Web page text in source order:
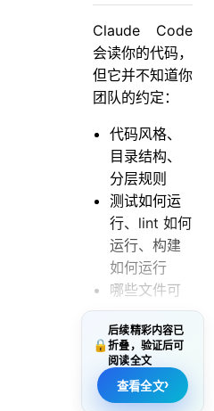
Claude Code
会读你的代码，
但它并不知道你
团队的约定：
代码风格、
目录结构、
分层规则
测试如何运
行、lint 如何
运行、构建
如何运行
哪些文件可
以改、哪些
文件严禁改
是否允许新
增依赖、是
否允许改 DB
🔒
后续精彩内容已
折叠，验证后可
阅读全文
查看全文›